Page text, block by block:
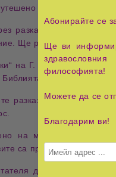
утешено може да бъде
разкази
Ще разберем и колко
на Г. Ингверсен
е
по достъпен и
разкази отСтария и
на моралните
са преработени на
да си представи
Абонирайте се
Ще ви
философията!
Можете да се
Благодарим ви!